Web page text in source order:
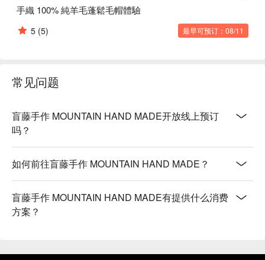
手織 100% 純羊毛蓬鬆毛帽體驗
5 (5) 最早可预订：08/11
常见问题
盲藤手作 MOUNTAIN HAND MADE开放线上预订
吗？
如何前往盲藤手作 MOUNTAIN HAND MADE？
盲藤手作 MOUNTAIN HAND MADE有提供什么消费
方案？